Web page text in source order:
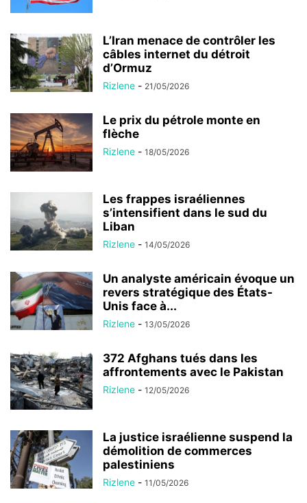
L’Iran menace de contrôler les
câbles internet du détroit
d’Ormuz
Rizlene - 21/05/2026
Le prix du pétrole monte en
flèche
Rizlene - 18/05/2026
Les frappes israéliennes
s’intensifient dans le sud du
Liban
Rizlene - 14/05/2026
Un analyste américain évoque un
revers stratégique des États-
Unis face à...
Rizlene - 13/05/2026
372 Afghans tués dans les
affrontements avec le Pakistan
Rizlene - 12/05/2026
La justice israélienne suspend la
démolition de commerces
palestiniens
Rizlene - 11/05/2026